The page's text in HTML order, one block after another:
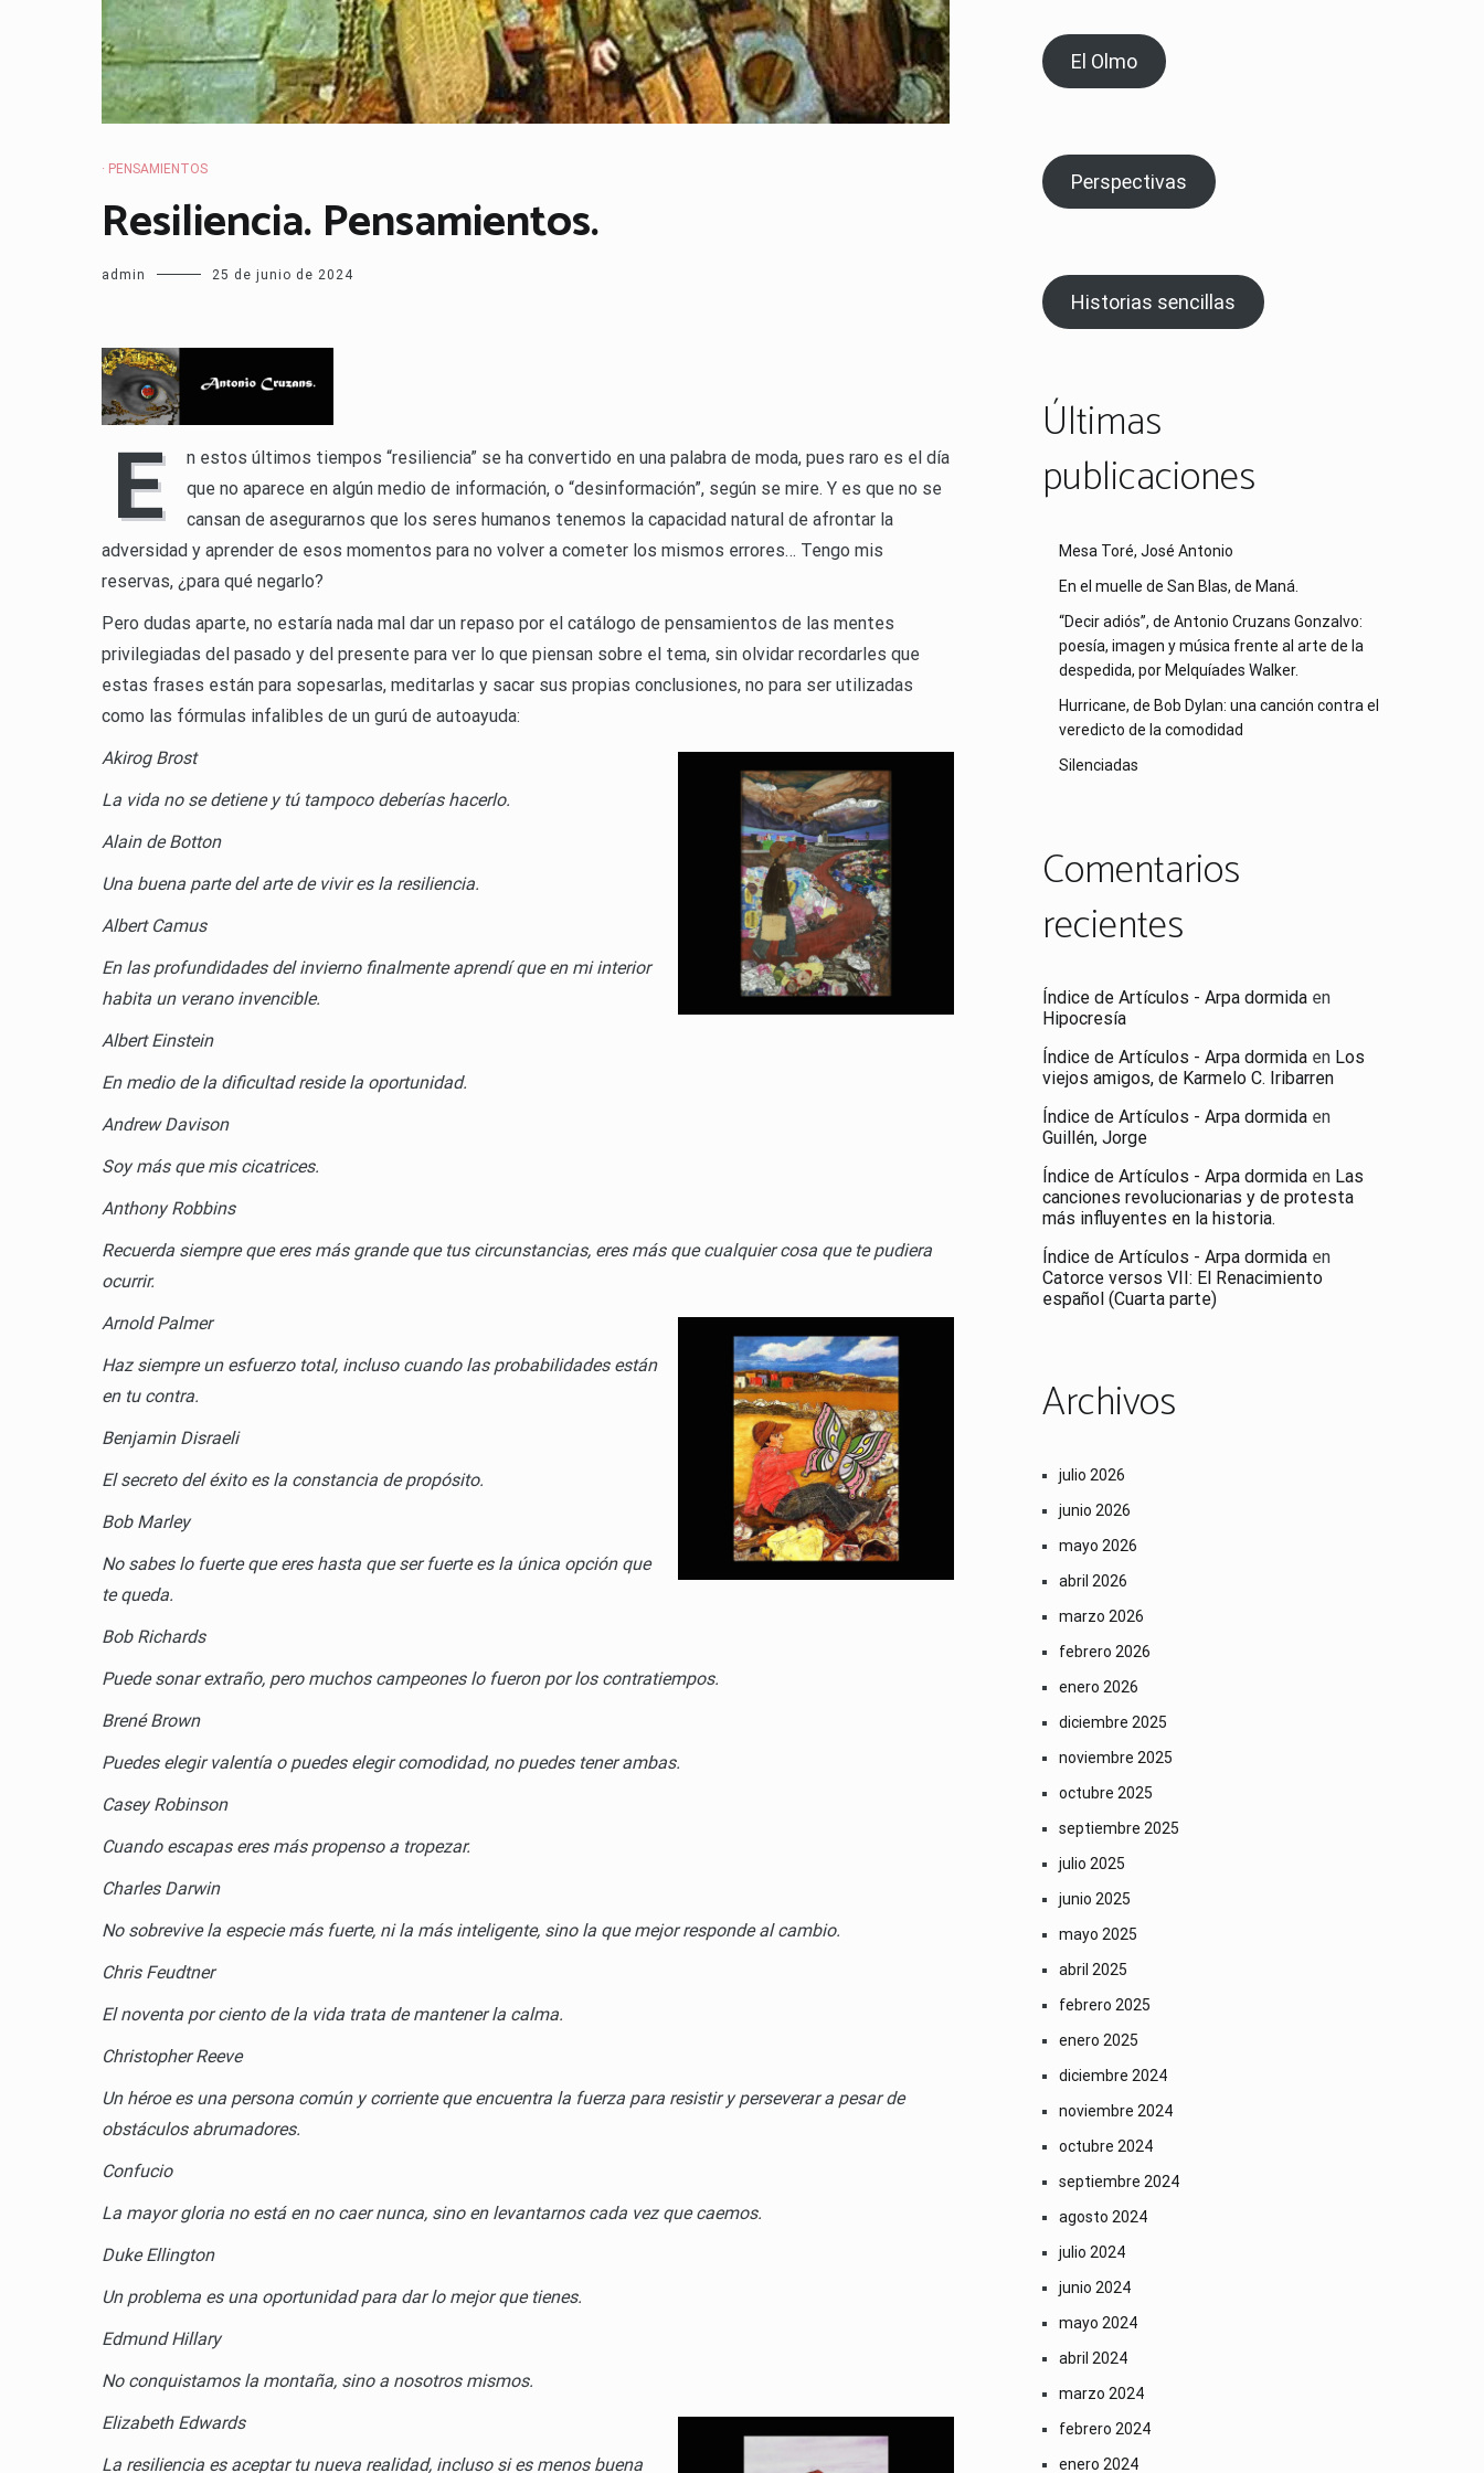
· PENSAMIENTOS
Resiliencia. Pensamientos.
admin 25 de junio de 2024
E
n estos últimos tiempos “resiliencia” se ha convertido en una palabra de moda, pues raro es el día
que no aparece en algún medio de información, o “desinformación”, según se mire. Y es que no se
cansan de asegurarnos que los seres humanos tenemos la capacidad natural de afrontar la
adversidad y aprender de esos momentos para no volver a cometer los mismos errores… Tengo mis
reservas, ¿para qué negarlo?
Pero dudas aparte, no estaría nada mal dar un repaso por el catálogo de pensamientos de las mentes
privilegiadas del pasado y del presente para ver lo que piensan sobre el tema, sin olvidar recordarles que
estas frases están para sopesarlas, meditarlas y sacar sus propias conclusiones, no para ser utilizadas
como las fórmulas infalibles de un gurú de autoayuda:
Akirog Brost
La vida no se detiene y tú tampoco deberías hacerlo.
Alain de Botton
Una buena parte del arte de vivir es la resiliencia.
Albert Camus
En las profundidades del invierno finalmente aprendí que en mi interior
habita un verano invencible.
Albert Einstein
En medio de la dificultad reside la oportunidad.
Andrew Davison
Soy más que mis cicatrices.
Anthony Robbins
Recuerda siempre que eres más grande que tus circunstancias, eres más que cualquier cosa que te pudiera
ocurrir.
Arnold Palmer
Haz siempre un esfuerzo total, incluso cuando las probabilidades están
en tu contra.
Benjamin Disraeli
El secreto del éxito es la constancia de propósito.
Bob Marley
No sabes lo fuerte que eres hasta que ser fuerte es la única opción que
te queda.
Bob Richards
Puede sonar extraño, pero muchos campeones lo fueron por los contratiempos.
Brené Brown
Puedes elegir valentía o puedes elegir comodidad, no puedes tener ambas.
Casey Robinson
Cuando escapas eres más propenso a tropezar.
Charles Darwin
No sobrevive la especie más fuerte, ni la más inteligente, sino la que mejor responde al cambio.
Chris Feudtner
El noventa por ciento de la vida trata de mantener la calma.
Christopher Reeve
Un héroe es una persona común y corriente que encuentra la fuerza para resistir y perseverar a pesar de
obstáculos abrumadores.
Confucio
La mayor gloria no está en no caer nunca, sino en levantarnos cada vez que caemos.
Duke Ellington
Un problema es una oportunidad para dar lo mejor que tienes.
Edmund Hillary
No conquistamos la montaña, sino a nosotros mismos.
Elizabeth Edwards
La resiliencia es aceptar tu nueva realidad, incluso si es menos buena
El Olmo
Perspectivas
Historias sencillas
Últimas
publicaciones
Mesa Toré, José Antonio
En el muelle de San Blas, de Maná.
“Decir adiós”, de Antonio Cruzans Gonzalvo:
poesía, imagen y música frente al arte de la
despedida, por Melquíades Walker.
Hurricane, de Bob Dylan: una canción contra el
veredicto de la comodidad
Silenciadas
Comentarios
recientes
Índice de Artículos - Arpa dormida en
Hipocresía
Índice de Artículos - Arpa dormida en Los
viejos amigos, de Karmelo C. Iribarren
Índice de Artículos - Arpa dormida en
Guillén, Jorge
Índice de Artículos - Arpa dormida en Las
canciones revolucionarias y de protesta
más influyentes en la historia.
Índice de Artículos - Arpa dormida en
Catorce versos VII: El Renacimiento
español (Cuarta parte)
Archivos
julio 2026
junio 2026
mayo 2026
abril 2026
marzo 2026
febrero 2026
enero 2026
diciembre 2025
noviembre 2025
octubre 2025
septiembre 2025
julio 2025
junio 2025
mayo 2025
abril 2025
febrero 2025
enero 2025
diciembre 2024
noviembre 2024
octubre 2024
septiembre 2024
agosto 2024
julio 2024
junio 2024
mayo 2024
abril 2024
marzo 2024
febrero 2024
enero 2024